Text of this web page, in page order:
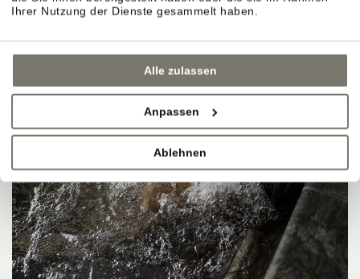
Ihrer Nutzung der Dienste gesammelt haben.
Alle zulassen
Anpassen
Ablehnen